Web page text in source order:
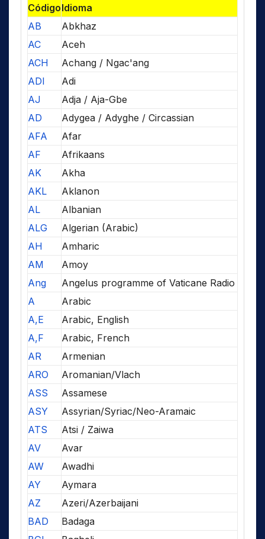
CódigoIdioma
AB
Abkhaz
AC
Aceh
ACH
Achang / Ngac'ang
ADI
Adi
AJ
Adja / Aja-Gbe
AD
Adygea / Adyghe / Circassian
AFA
Afar
AF
Afrikaans
AK
Akha
AKL
Aklanon
AL
Albanian
ALG
Algerian (Arabic)
AH
Amharic
AM
Amoy
Ang
Angelus programme of Vaticane Radio
A
Arabic
A,E
Arabic, English
A,F
Arabic, French
AR
Armenian
ARO
Aromanian/Vlach
ASS
Assamese
ASY
Assyrian/Syriac/Neo-Aramaic
ATS
Atsi / Zaiwa
AV
Avar
AW
Awadhi
AY
Aymara
AZ
Azeri/Azerbaijani
BAD
Badaga